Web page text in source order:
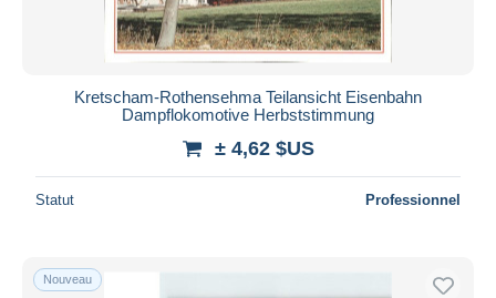
Kretscham-Rothensehma Teilansicht Eisenbahn
Dampflokomotive Herbststimmung
± 4,62 $US
Statut Professionnel
Nouveau